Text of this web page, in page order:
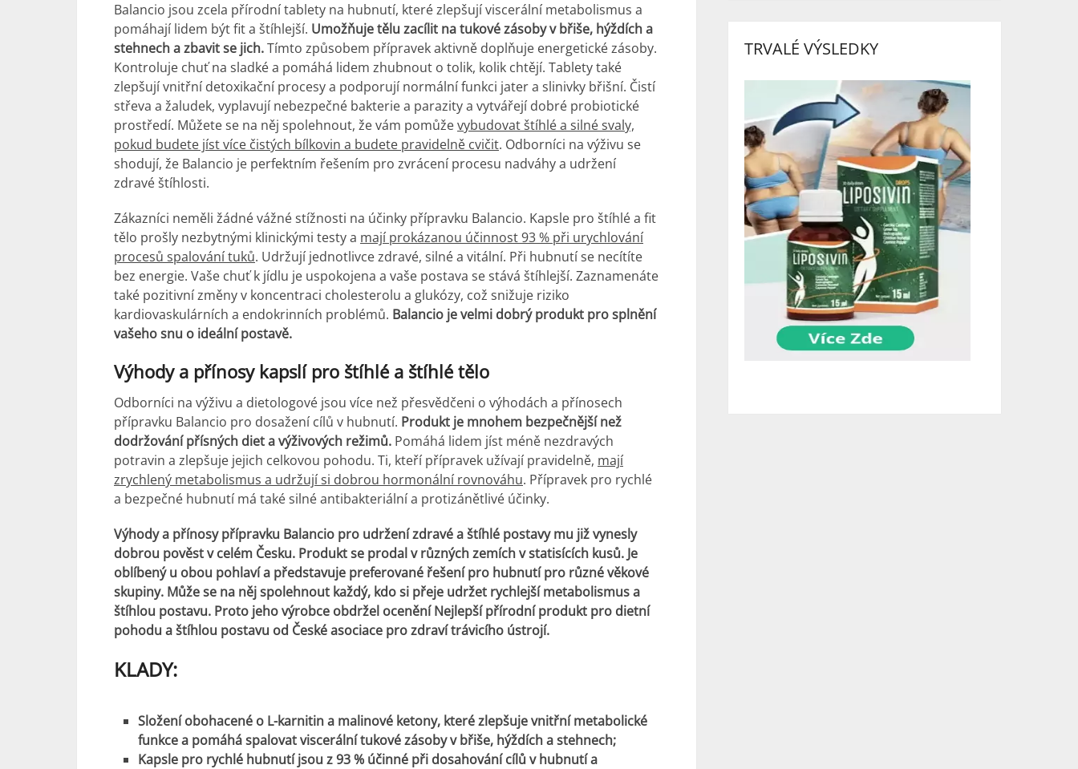
Balancio jsou zcela přírodní tablety na hubnutí, které zlepšují viscerální metabolismus a
pomáhají lidem být fit a štíhlejší. Umožňuje tělu zacílit na tukové zásoby v břiše, hýždích a
stehnech a zbavit se jich.Tímto způsobem přípravek aktivně doplňuje energetické zásoby.
Kontroluje chuť na sladké a pomáhá lidem zhubnout o tolik, kolik chtějí. Tablety také
zlepšují vnitřní detoxikační procesy a podporují normální funkci jater a slinivky břišní. Čistí
střeva a žaludek, vyplavují nebezpečné bakterie a parazity a vytvářejí dobré probiotické
prostředí. Můžete se na něj spolehnout, že vám pomůževybudovat štíhlé a silné svaly,
pokud budete jíst více čistých bílkovin a budete pravidelně cvičit. Odborníci na výživu se
shodují, že Balancio je perfektním řešením pro zvrácení procesu nadváhy a udržení
zdravé štíhlosti.
Zákazníci neměli žádné vážné stížnosti na účinky přípravku Balancio. Kapsle pro štíhlé a fit
tělo prošly nezbytnými klinickými testy a mají prokázanou účinnost 93 % při urychlování
procesů spalování tuků. Udržují jednotlivce zdravé, silné a vitální. Při hubnutí se necítíte
bez energie. Vaše chuť k jídlu je uspokojena a vaše postava se stává štíhlejší. Zaznamenáte
také pozitivní změny v koncentraci cholesterolu a glukózy, což snižuje riziko
kardiovaskulárních a endokrinních problémů. Balancio je velmi dobrý produkt pro splnění
vašeho snu o ideální postavě.
Výhody a přínosy kapslí pro štíhlé a štíhlé tělo
Odborníci na výživu a dietologové jsou více než přesvědčeni o výhodách a přínosech
přípravku Balancio pro dosažení cílů v hubnutí. Produkt je mnohem bezpečnější než
dodržování přísných diet a výživových režimů. Pomáhá lidem jíst méně nezdravých
potravin a zlepšuje jejich celkovou pohodu. Ti, kteří přípravek užívají pravidelně, mají
zrychlený metabolismus a udržují si dobrou hormonální rovnováhu. Přípravek pro rychlé
a bezpečné hubnutí má také silné antibakteriální a protizánětlivé účinky.
Výhody a přínosy přípravku Balancio pro udržení zdravé a štíhlé postavy mu již vynesly
dobrou pověst v celém Česku. Produkt se prodal v různých zemích v statisících kusů. Je
oblíbený u obou pohlaví a představuje preferované řešení pro hubnutí pro různé věkové
skupiny. Může se na něj spolehnout každý, kdo si přeje udržet rychlejší metabolismus a
štíhlou postavu. Proto jeho výrobce obdržel ocenění Nejlepší přírodní produkt pro dietní
pohodu a štíhlou postavu od České asociace pro zdraví trávicího ústrojí.
KLADY:
Složení obohacené o L-karnitin a malinové ketony, které zlepšuje vnitřní metabolické
funkce a pomáhá spalovat viscerální tukové zásoby v břiše, hýždích a stehnech;
Kapsle pro rychlé hubnutí jsou z 93 % účinné při dosahování cílů v hubnutí a
TRVALÉ VÝSLEDKY